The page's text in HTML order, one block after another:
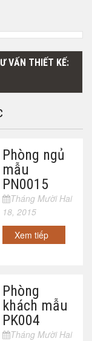
VẤN THIẾT KẾ:
Phòng ngủ
mẫu
PN0015
Tháng Mười Hai
18, 2015
Xem tiếp
Phòng
khách mẫu
PK004
Tháng Mười Hai